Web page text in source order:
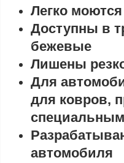
Легко моются
Доступны в
бежевые
Лишены
Для
для ковров,
автомобиля